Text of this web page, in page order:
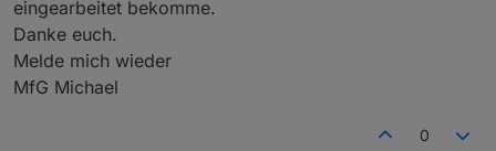
config               Config
delete               Delete points
user                 User management
dashboards           List
https://forum.iobroker.net/post/667113
eingearbeitet bekomme.
Danke euch.
Melde mich wieder
MfG Michael
0